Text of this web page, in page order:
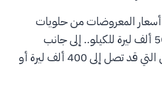
أسعار المعروضات من حلويات
بأسعار مقبولة تبدأ من 50 ألف ليرة للكيلو.. إلى جانب
الحلويات المرتفعة الثمن التي قد تصل إلى 400 ألف ليرة أو